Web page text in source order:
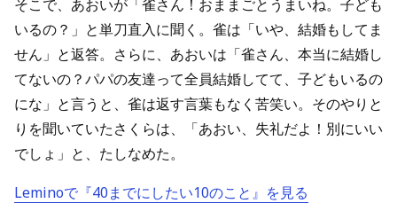
そこで、あおいが「雀さん！おままごとうまいね。子ども
いるの？」と単刀直入に聞く。雀は「いや、結婚もしてま
せん」と返答。さらに、あおいは「雀さん、本当に結婚し
てないの？パパの友達って全員結婚してて、子どもいるの
にな」と言うと、雀は返す言葉もなく苦笑い。そのやりと
りを聞いていたさくらは、「あおい、失礼だよ！別にいい
でしょ」と、たしなめた。
Leminoで『40までにしたい10のこと』を見る